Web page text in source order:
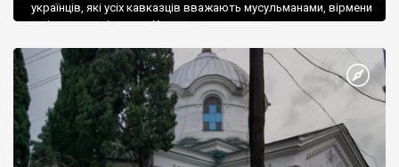
українців, які усіх кавказців вважають мусульманами, вірмени
є відданими вірянами Христа